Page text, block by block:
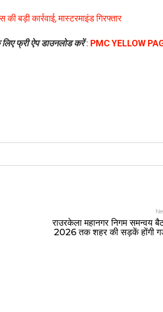
बड़ी कार्रवाई, मास्टरमाइंड गिरफ्तार
फ्री ऐप डाउनलोड करें: PMC YELLOW
राउरकेला महानगर निगम समन्वय
2026 तक शहर की सड़कें होंगी